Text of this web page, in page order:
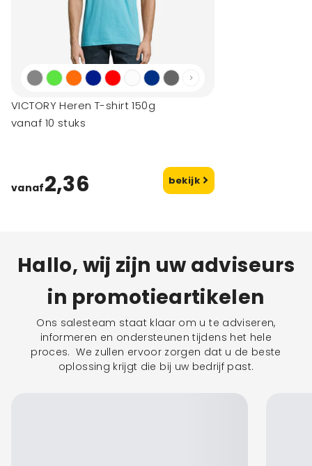
VICTORY Heren T-shirt 150g
vanaf 10 stuks
vanaf2,36 bekijk
Hallo, wij zijn uw adviseurs
in promotieartikelen
Ons salesteam staat klaar om u te adviseren,
informeren en ondersteunen tijdens het hele
proces. We zullen ervoor zorgen dat u de beste
oplossing krijgt die bij uw bedrijf past.